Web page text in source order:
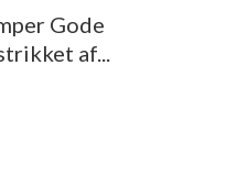
Gode
af...